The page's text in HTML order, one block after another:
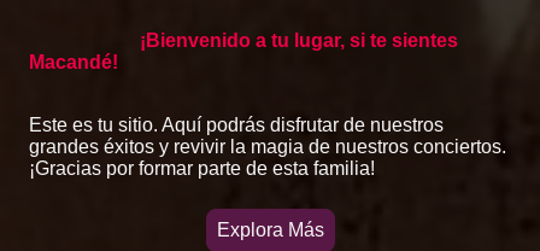
¡Bienvenido a tu lugar, si te sientes
Macandé!
Este es tu sitio. Aquí podrás disfrutar de nuestros
grandes éxitos y revivir la magia de nuestros conciertos.
¡Gracias por formar parte de esta familia!
Explora Más